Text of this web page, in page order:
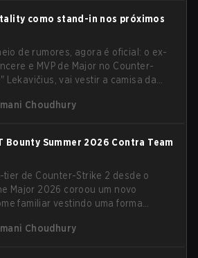
como stand-in nos próximos
de rumores, agora é oficial: o ex-
e MVP de Major no Counter-
Lekavičius, vai vestir a camisa da
Choudhury
Bounty Summer 2026 Contra Team
tier de Counter-Strike 2 desde o
Major 2026 coroou um novo
familiar vestindo uma forma
Team Spirit em uma série
Choudhury